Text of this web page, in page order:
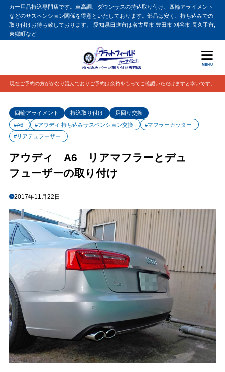
カー用品持込専門店です。車高調、ダウンサスの持込取り付け、四輪アライメント
などのサスペンション関係を得意といたしております。部品は安く、持ち込みでの
取り付けお待ち致しております。 愛知県日進市は名古屋市,豊田市,刈谷市,長久手市,
東郷町など
MENU
現在ご予約の方がかなり混んでおりご予約は余裕をもってご確認いただけますと幸いです。
四輪アライメント 持込取り付け
足回り交換
#A6
#アウディ 持ち込みサスペンション交換
#マフラーカッター
#リアデュフーザー
アウディ A6 リアマフラーとデュ
フューザーの取り付け
2017年11月22日